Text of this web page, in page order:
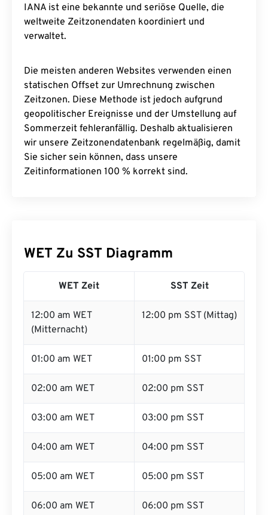
IANA ist eine bekannte und seriöse Quelle, die
weltweite Zeitzonendaten koordiniert und
verwaltet.
Die meisten anderen Websites verwenden einen
statischen Offset zur Umrechnung zwischen
Zeitzonen. Diese Methode ist jedoch aufgrund
geopolitischer Ereignisse und der Umstellung auf
Sommerzeit fehleranfällig. Deshalb aktualisieren
wir unsere Zeitzonendatenbank regelmäßig, damit
Sie sicher sein können, dass unsere
Zeitinformationen 100 % korrekt sind.
WET Zu SST Diagramm
WET Zeit SST Zeit
12:00 am WET
(Mitternacht)
12:00 pm SST (Mittag)
01:00 am WET 01:00 pm SST
02:00 am WET 02:00 pm SST
03:00 am WET 03:00 pm SST
04:00 am WET 04:00 pm SST
05:00 am WET 05:00 pm SST
06:00 am WET 06:00 pm SST